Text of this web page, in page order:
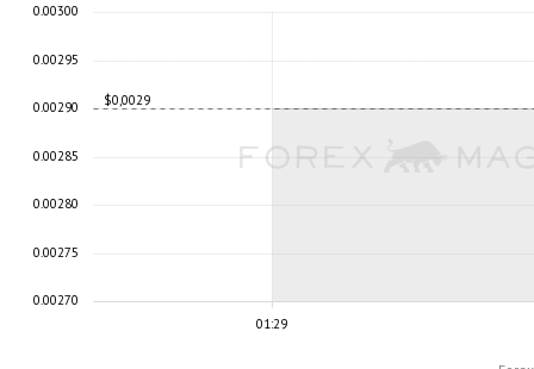
01:29
$0,0029
0.00270
0.00275
0.00280
0.00285
0.00290
0.00295
0.00300